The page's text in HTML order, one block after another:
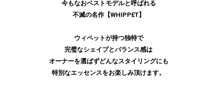
今もなおベストモデルと呼ばれる
不滅の名作【WHIPPET】
ウィペットが持つ独特で
完璧なシェイプとバランス感は
オーナーを選ばずどんなスタイリングにも
特別なエッセンスをお楽しみ頂けます。